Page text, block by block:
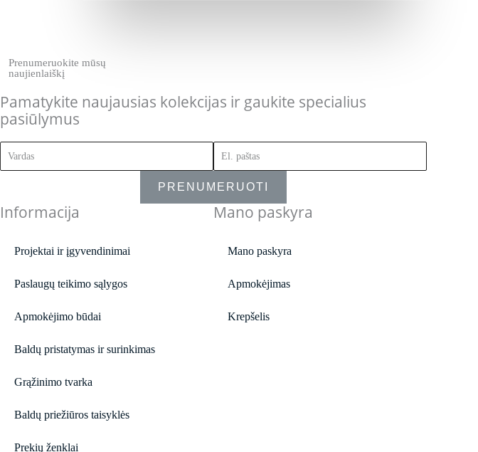
Prenumeruokite mūsų
naujienlaiškį
Pamatykite naujausias kolekcijas ir gaukite specialius
pasiūlymus
PRENUMERUOTI
Informacija
Projektai ir įgyvendinimai
Paslaugų teikimo sąlygos
Apmokėjimo būdai
Baldų pristatymas ir surinkimas
Grąžinimo tvarka
Baldų priežiūros taisyklės
Prekių ženklai
Mano paskyra
Mano paskyra
Apmokėjimas
Krepšelis